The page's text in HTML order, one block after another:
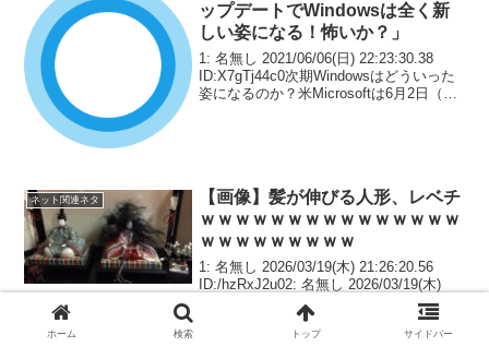
ップデートでWindowsは全く新
しい姿になる！怖いか？」
1: 名無し 2021/06/06(日) 22:23:30.38
ID:X7gTj44c0次期Windowsはどういった
姿になるのか？米Microsoftは6月2日（米
ネット関連ネタ
【画像】髪が伸びる人形、レベチ
ｗｗｗｗｗｗｗｗｗｗｗｗｗｗｗ
ｗｗｗｗｗｗｗｗｗ
1: 名無し 2026/03/19(木) 21:26:20.56
ID:/hzRxJ2u02: 名無し 2026/03/19(木)
21:27:10.60 ID:DEbvH1id0セットぐらい
してやれよ…ワイが持ち主ならするぞ3:
ホーム 検索 トップ サイドバー